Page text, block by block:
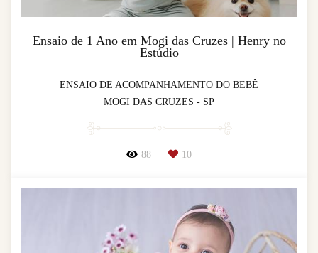
Ensaio de 1 Ano em Mogi das Cruzes | Henry no
Estúdio
ENSAIO DE ACOMPANHAMENTO DO BEBÊ
MOGI DAS CRUZES - SP
88 10